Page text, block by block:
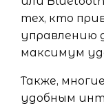
тех, кто
управлению
максимум
Также,
удобным